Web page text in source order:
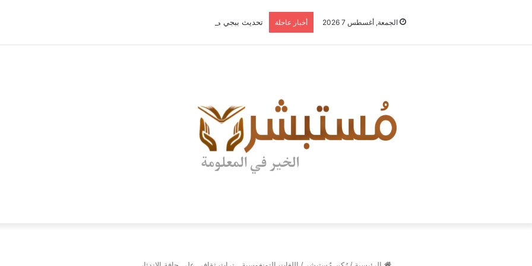
الجمعة, أغسطس 7 2026 أخبار عاجلة تحديث ببجي موبايل 4.2 الجديد.. رحلة “نشأة برايم-وود” التي غيّرت وجه إرانجل إلى الأبد